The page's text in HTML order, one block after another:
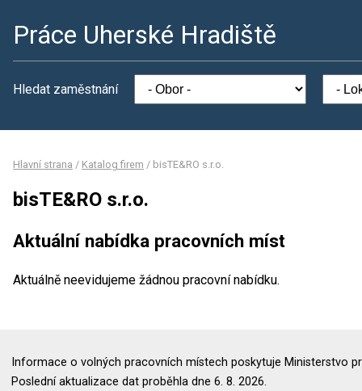
Práce Uherské Hradiště
Hledat zaměstnání
Hlavní strana / Katalog firem / bisTE&RO s.r.o.
bisTE&RO s.r.o.
Aktuální nabídka pracovních míst
Aktuálně neevidujeme žádnou pracovní nabídku.
Informace o volných pracovních místech poskytuje Ministerstvo
Poslední aktualizace dat proběhla dne 6. 8. 2026.